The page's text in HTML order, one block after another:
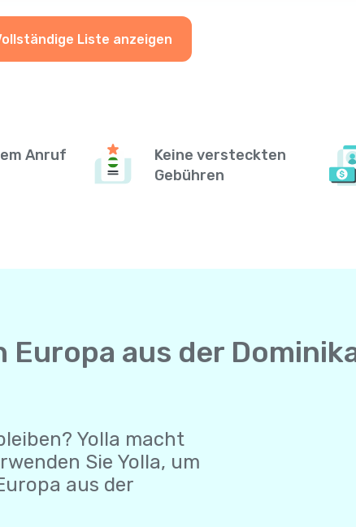
Liste anzeigen
Anruf
Keine versteckten
Gebühren
Europa aus der
Yolla macht
Sie Yolla, um
aus der